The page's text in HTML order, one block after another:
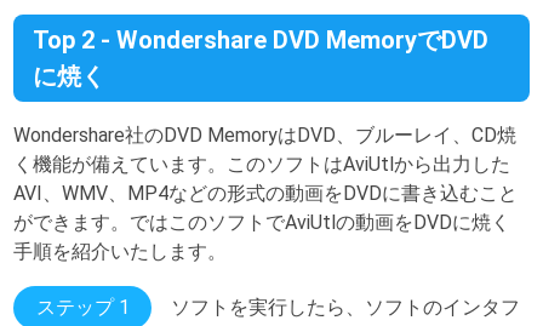
Top 2 - Wondershare DVD MemoryでDVD
に焼く
Wondershare社のDVD MemoryはDVD、ブルーレイ、CD焼
く機能が備えています。このソフトはAviUtlから出力した
AVI、WMV、MP4などの形式の動画をDVDに書き込むこと
ができます。ではこのソフトでAviUtlの動画をDVDに焼く
手順を紹介いたします。
ステップ 1
ソフトを実行したら、ソフトのインタフ